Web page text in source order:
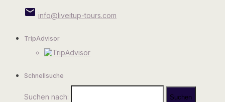
email info@liveitup-tours.com
TripAdvisor
Schnellsuche
Suchen nach: